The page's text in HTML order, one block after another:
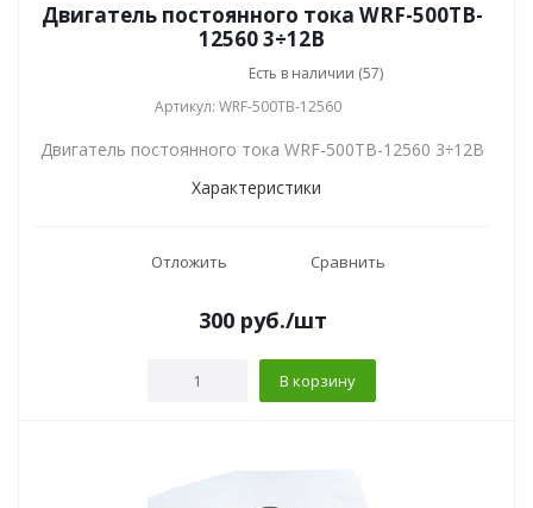
Двигатель постоянного тока WRF-500TB-
12560 3÷12В
Есть в наличии (57)
Артикул: WRF-500TB-12560
Двигатель постоянного тока WRF-500TB-12560 3÷12В
Характеристики
Отложить Сравнить
300руб./шт
В корзину